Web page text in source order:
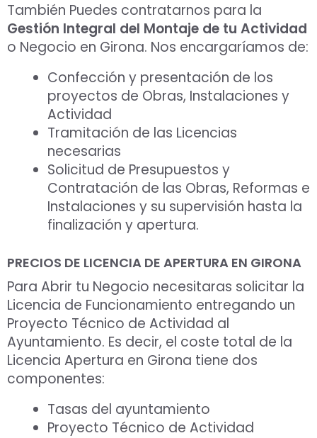
También Puedes contratarnos para la
Gestión Integral del Montaje de tu Actividad
o Negocio en Girona. Nos encargaríamos de:
Confección y presentación de los
proyectos de Obras, Instalaciones y
Actividad
Tramitación de las Licencias
necesarias
Solicitud de Presupuestos y
Contratación de las Obras, Reformas e
Instalaciones y su supervisión hasta la
finalización y apertura.
PRECIOS DE LICENCIA DE APERTURA EN GIRONA
Para Abrir tu Negocio necesitaras solicitar la
Licencia de Funcionamiento entregando un
Proyecto Técnico de Actividad al
Ayuntamiento. Es decir, el coste total de la
Licencia Apertura en Girona tiene dos
componentes:
Tasas del ayuntamiento
Proyecto Técnico de Actividad